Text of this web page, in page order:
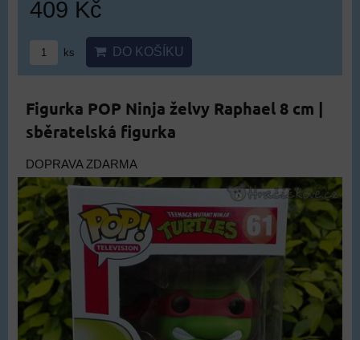
409 Kč
ks DO KOŠÍKU
Figurka POP Ninja želvy Raphael 8 cm |
sběratelská figurka
DOPRAVA ZDARMA